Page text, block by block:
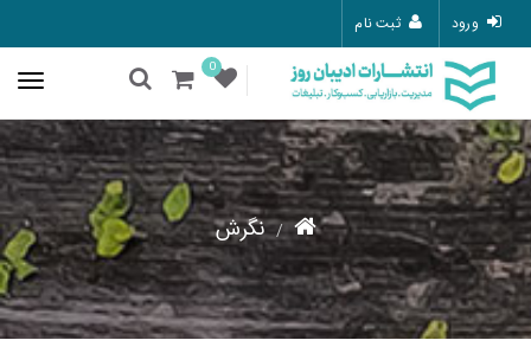
ورود ثبت نام
0
نگرش